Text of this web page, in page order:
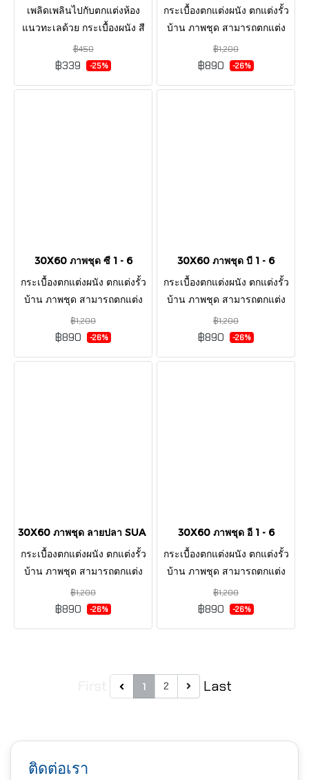
เพลิดเพลินไปกับตกแต่งห้อง
แนวทะเลด้วย กระเบื้องผนัง สี
ฟ้าน้ำทะเล ตกแต่งห้องที่
ต้องการสร้าง อารมณ์ ความรู้สี
฿450
฿339 -25%
กระเบื้องตกแต่งผนัง ตกแต่งรั้ว
บ้าน ภาพชุด สามารถตกแต่ง
ผนังภายนอกและภายใน
ลวดลายสวยงาม หรูหราดู มี
฿1,200
฿890 -26%
30X60 ภาพชุด ซี 1 - 6
กระเบื้องตกแต่งผนัง ตกแต่งรั้ว
บ้าน ภาพชุด สามารถตกแต่ง
ผนังภายนอกและภายใน
ลวดลายสวยงาม หรูหราดูมี
฿1,200
฿890 -26%
30X60 ภาพชุด บี 1 - 6
กระเบื้องตกแต่งผนัง ตกแต่งรั้ว
บ้าน ภาพชุด สามารถตกแต่ง
ผนังภายนอกและภายใน
ลวดลายสวยงาม โทนสีเปนที่
฿1,200
฿890 -26%
30X60 ภาพชุด ลายปลา SUA 4P
กระเบื้องตกแต่งผนัง ตกแต่งรั้ว
บ้าน ภาพชุด สามารถตกแต่ง
ผนังภายนอกและภายใน
ลวดลายสวยงาม หรูหราดู มี
฿1,200
฿890 -26%
30X60 ภาพชุด อี 1 - 6
กระเบื้องตกแต่งผนัง ตกแต่งรั้ว
บ้าน ภาพชุด สามารถตกแต่ง
ผนังภายนอกและภายใน
ลวดลายสวยงาม หรูหราดู มี
฿1,200
฿890 -26%
1 2 Last
ติดต่อเรา